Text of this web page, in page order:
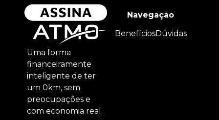
Uma forma
financeiramente
inteligente de ter
um 0km, sem
preocupações e
com economia real.
Navegação
BenefíciosDúvidas